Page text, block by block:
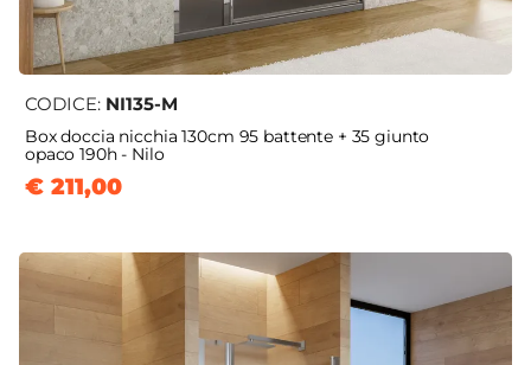
CODICE: NI135-M
Box doccia nicchia 130cm 95 battente + 35 giunto
opaco 190h - Nilo
€ 211,00